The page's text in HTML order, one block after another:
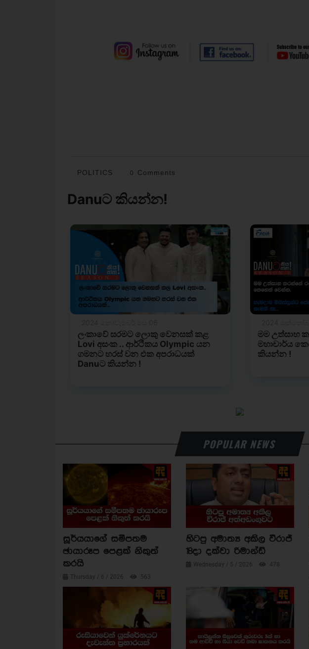
POLITICS 0 Comments
POPULAR NEWS
සූර්යයාගේ සමීපතම
ඡායාරූප පෙළක් නිකුත්
කරයි
Thursday / 6 / 2026 563
හිටපු අමාත්‍ය අකිල විරාජ්
18දා දක්වා රිමාන්ඩ්
Wednesday / 5 / 2026 478